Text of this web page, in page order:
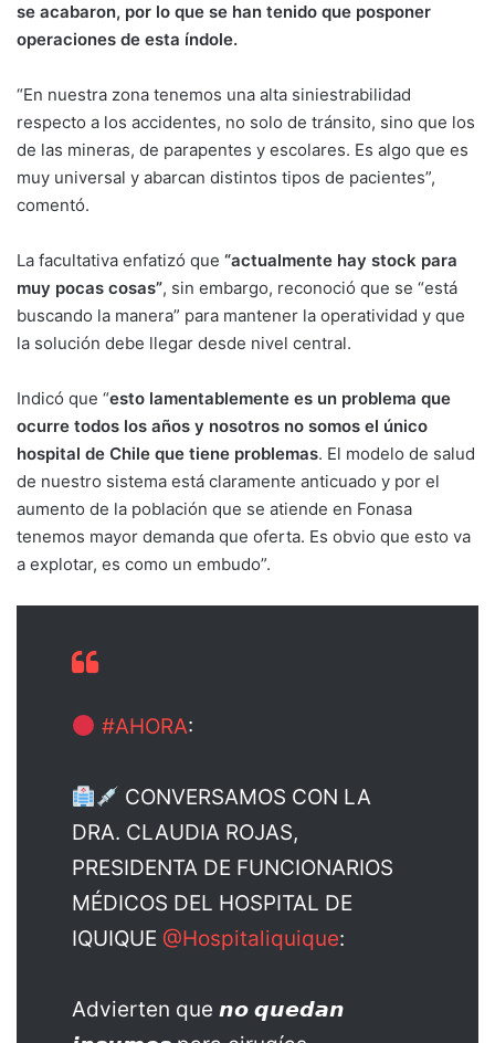
se acabaron, por lo que se han tenido que posponer
operaciones de esta índole.
“En nuestra zona tenemos una alta siniestrabilidad
respecto a los accidentes, no solo de tránsito, sino que los
de las mineras, de parapentes y escolares. Es algo que es
muy universal y abarcan distintos tipos de pacientes”,
comentó.
La facultativa enfatizó que “actualmente hay stock para
muy pocas cosas”, sin embargo, reconoció que se “está
buscando la manera” para mantener la operatividad y que
la solución debe llegar desde nivel central.
Indicó que “esto lamentablemente es un problema que
ocurre todos los años y nosotros no somos el único
hospital de Chile que tiene problemas. El modelo de salud
de nuestro sistema está claramente anticuado y por el
aumento de la población que se atiende en Fonasa
tenemos mayor demanda que oferta. Es obvio que esto va
a explotar, es como un embudo”.
#AHORA:
CONVERSAMOS CON LA
DRA. CLAUDIA ROJAS,
PRESIDENTA DE FUNCIONARIOS
MÉDICOS DEL HOSPITAL DE
IQUIQUE @Hospitaliquique:
Advierten que 𝙣𝙤 𝙦𝙪𝙚𝙙𝙖𝙣